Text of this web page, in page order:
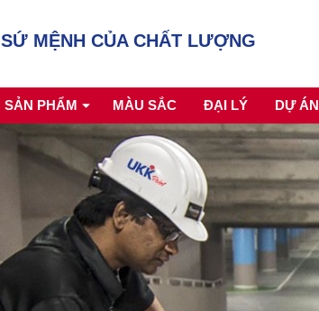
SỨ MỆNH CỦA CHẤT LƯỢNG
SẢN PHẨM MÀU SẮC ĐẠI LÝ DỰ ÁN